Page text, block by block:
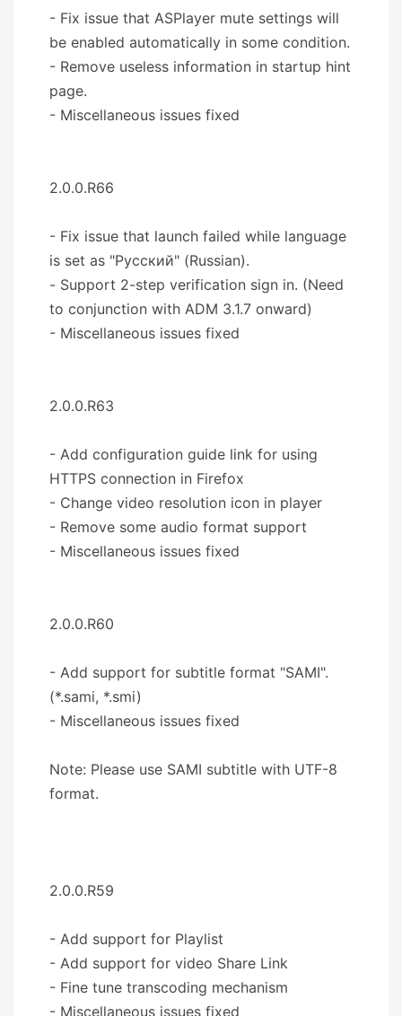
- Fix issue that ASPlayer mute settings will
be enabled automatically in some condition.
- Remove useless information in startup hint
page.
- Miscellaneous issues fixed
2.0.0.R66
- Fix issue that launch failed while language
is set as "Русский" (Russian).
- Support 2-step verification sign in. (Need
to conjunction with ADM 3.1.7 onward)
- Miscellaneous issues fixed
2.0.0.R63
- Add configuration guide link for using
HTTPS connection in Firefox
- Change video resolution icon in player
- Remove some audio format support
- Miscellaneous issues fixed
2.0.0.R60
- Add support for subtitle format "SAMI".
(*.sami, *.smi)
- Miscellaneous issues fixed
Note: Please use SAMI subtitle with UTF-8
format.
2.0.0.R59
- Add support for Playlist
- Add support for video Share Link
- Fine tune transcoding mechanism
- Miscellaneous issues fixed